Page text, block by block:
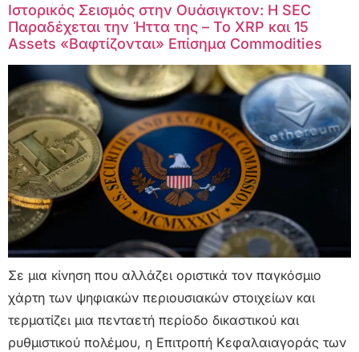
Ιστορικός Σεισμός στην Ουάσιγκτον: Η SEC
Παραδέχεται την Ήττα της – Το XRP και 15
Assets «Βαφτίζονται» Επίσημα Commodities
Σε μια κίνηση που αλλάζει οριστικά τον παγκόσμιο
χάρτη των ψηφιακών περιουσιακών στοιχείων και
τερματίζει μια πενταετή περίοδο δικαστικού και
ρυθμιστικού πολέμου, η Επιτροπή Κεφαλαιαγοράς των